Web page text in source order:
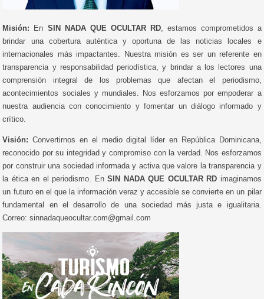
Misión: En SIN NADA QUE OCULTAR RD, estamos comprometidos a
brindar una cobertura auténtica y oportuna de las noticias locales e
internacionales más impactantes. Nuestra misión es ser un referente en
transparencia y responsabilidad periodística, y brindar a los lectores una
comprensión integral de los problemas que afectan el periodismo,
acontecimientos sociales y mundiales. Nos esforzamos por empoderar a
nuestra audiencia con conocimiento y fomentar un diálogo informado y
crítico.
Visión: Convertirnos en el medio digital líder en República Dominicana,
reconocido por su integridad y compromiso con la verdad. Nos esforzamos
por construir una sociedad informada y activa que valore la transparencia y
la ética en el periodismo. EnSIN NADA QUE OCULTAR RD imaginamos
un futuro en el que la información veraz y accesible se convierte en un pilar
fundamental en el desarrollo de una sociedad más justa e igualitaria.
Correo: sinnadaqueocultar.com@gmail.com